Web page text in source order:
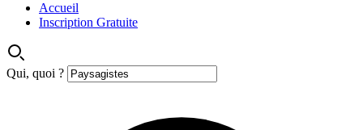
Accueil
Inscription Gratuite
Qui, quoi ?